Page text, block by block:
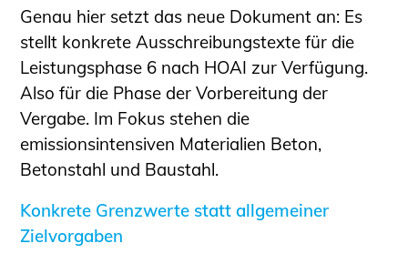
Kammer Newsletter
Presse
Kontakt und Anfahrt
Impressum
Datenschutz
Genau hier setzt das neue Dokument an: Es
stellt konkrete Ausschreibungstexte für die
Leistungsphase 6 nach HOAI zur Verfügung.
Also für die Phase der Vorbereitung der
Vergabe. Im Fokus stehen die
emissionsintensiven Materialien Beton,
Betonstahl und Baustahl.
Konkrete Grenzwerte statt allgemeiner
Zielvorgaben